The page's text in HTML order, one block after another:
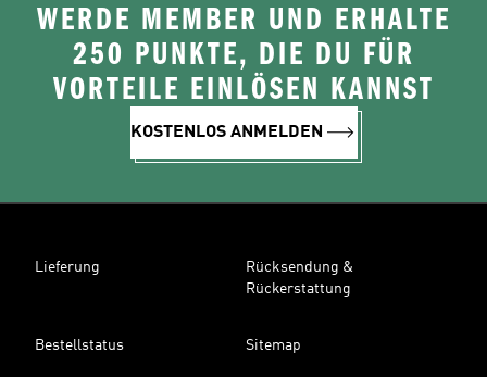
WERDE MEMBER UND ERHALTE
250 PUNKTE, DIE DU FÜR
VORTEILE EINLÖSEN KANNST
KOSTENLOS ANMELDEN
Lieferung
Rücksendung &
Rückerstattung
Bestellstatus Sitemap